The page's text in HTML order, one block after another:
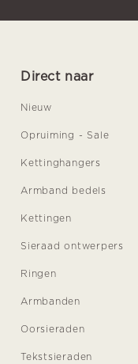
Direct naar
Nieuw
Opruiming - Sale
Kettinghangers
Armband bedels
Kettingen
Sieraad ontwerpers
Ringen
Armbanden
Oorsieraden
Tekstsieraden